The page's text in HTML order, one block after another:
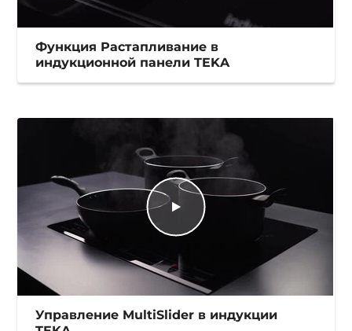
Функция Растапливание в
индукционной панели TEKA
Управление MultiSlider в индукции